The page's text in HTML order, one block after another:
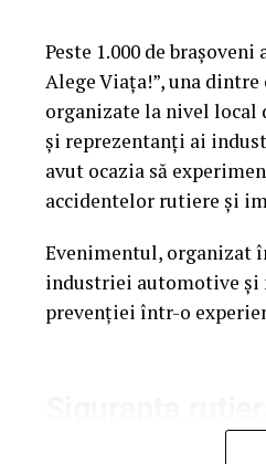
Cum știu dacă am
Deși Indicele de Masă
obezității, acest
raportul
altele. Interesant este
mai cunoscute fiind
Peste 1.000 de
Alege Viața!”, una
organizate la nivel
și reprezentanți ai
avut ocazia să
accidentelor rutiere și
Evenimentul, organizat
industriei automotive și
prevenției într-o
Datele privind